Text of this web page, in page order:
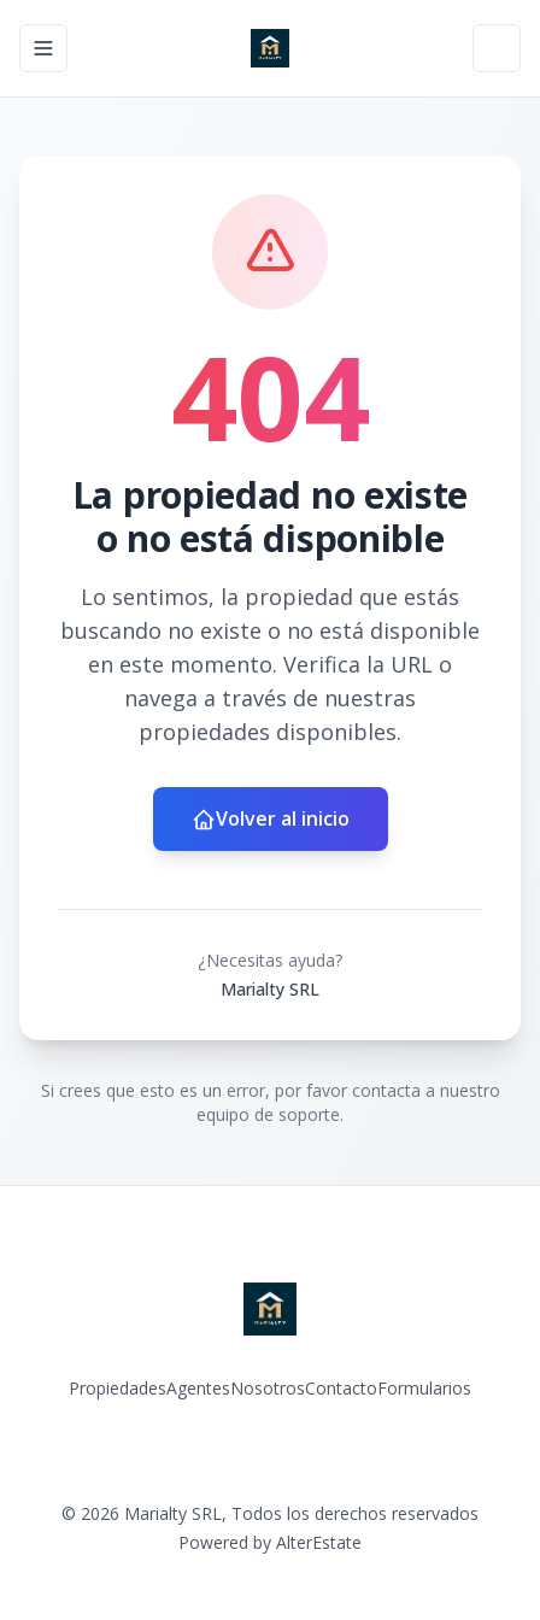
Toggle navigation menu
404
La propiedad no existe
o no está disponible
Lo sentimos, la propiedad que estás
buscando no existe o no está disponible
en este momento. Verifica la URL o
navega a través de nuestras
propiedades disponibles.
Volver al inicio
¿Necesitas ayuda?
Marialty SRL
Si crees que esto es un error, por favor contacta a nuestro
equipo de soporte.
PropiedadesAgentesNosotrosContactoFormularios
© 2026 Marialty SRL, Todos los derechos reservados
Powered by AlterEstate